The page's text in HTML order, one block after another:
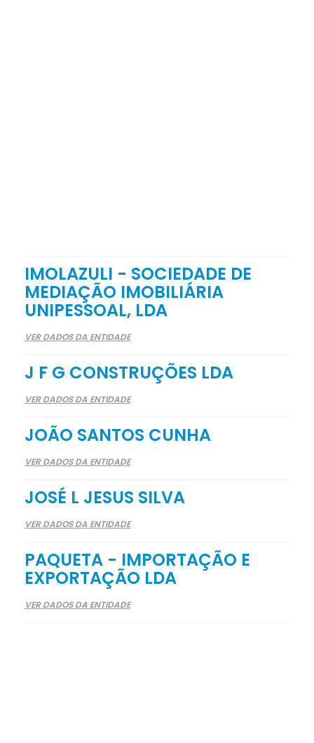
IMOLAZULI - SOCIEDADE DE
MEDIAÇÃO IMOBILIÁRIA
UNIPESSOAL, LDA
VER DADOS DA ENTIDADE
J F G CONSTRUÇÕES LDA
VER DADOS DA ENTIDADE
JOÃO SANTOS CUNHA
VER DADOS DA ENTIDADE
JOSÉ L JESUS SILVA
VER DADOS DA ENTIDADE
PAQUETA - IMPORTAÇÃO E
EXPORTAÇÃO LDA
VER DADOS DA ENTIDADE